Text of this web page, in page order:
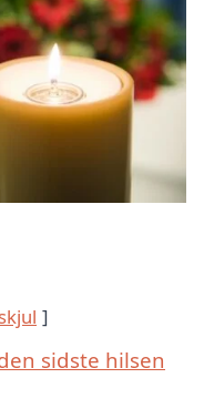
skjul
sidste hilsen